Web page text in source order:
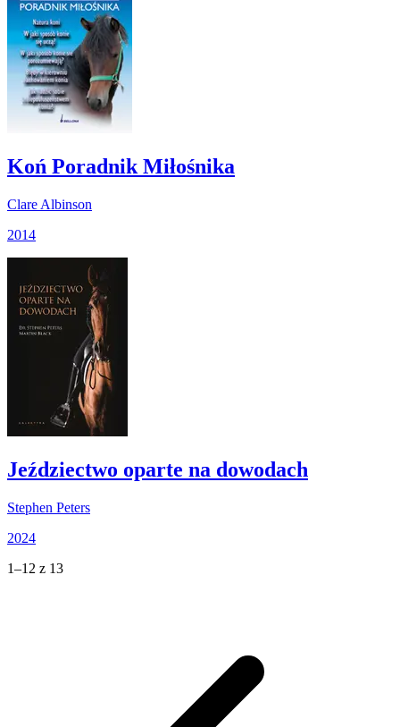
Koń Poradnik Miłośnika
Clare Albinson
2014
Jeździectwo oparte na dowodach
Stephen Peters
2024
1–12 z 13